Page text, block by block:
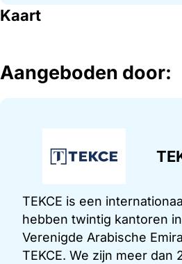
Kaart
Aangeboden door:
TEKCE is een
hebben twintig kantoren
Verenigde Arabische
TEKCE. We zijn meer